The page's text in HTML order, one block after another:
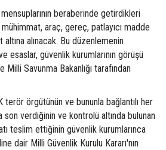
beraberinde getirdikleri
araç, gereç, patlayıcı madde
alınacak. Bu düzenlemenin
esaslar, güvenlik kurumlarının görüşü
Milli Savunma Bakanlığı tarafından
örgütünün ve bununla bağlantılı her
son verdiğinin ve kontrolü altında bulunan
teslim ettiğinin güvenlik kurumlarınca
dair Milli Güvenlik Kurulu Kararı'nın